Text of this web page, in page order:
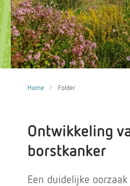
Home Folder
Ontwikkeling
borstkanker
Een duidelijke oorzaak